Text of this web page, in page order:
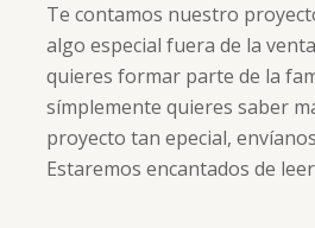
Te contamos nuestro
algo especial fuera de la
quieres formar parte de la
símplemente quieres saber
proyecto tan epecial,
Estaremos encantados de